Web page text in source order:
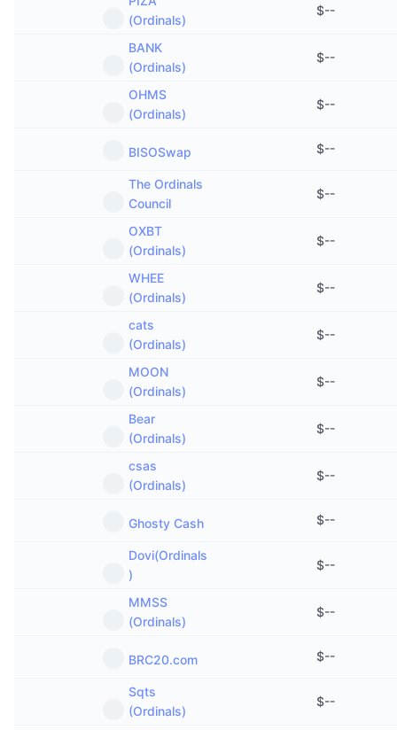
Nadchodzące wyprzedaże
Stopy finansowania
Ucz się i zarabiaj
(Ordinals)
$--
BANK
(Ordinals)
$--
OHMS
(Ordinals)
$--
BISOSwap $--
The Ordinals
Council
$--
OXBT
(Ordinals)
$--
WHEE
(Ordinals)
$--
cats
(Ordinals)
$--
MOON
(Ordinals)
$--
Bear
(Ordinals)
$--
csas
(Ordinals)
$--
Ghosty Cash $--
Dovi(Ordinals
)
$--
MMSS
(Ordinals)
$--
BRC20.com $--
Sqts
(Ordinals)
$--